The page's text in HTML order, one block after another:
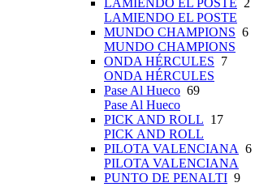
LAMIENDO EL POSTE 2
LAMIENDO EL POSTE
MUNDO CHAMPIONS 6
MUNDO CHAMPIONS
ONDA HÉRCULES 7
ONDA HÉRCULES
Pase Al Hueco 69
Pase Al Hueco
PICK AND ROLL 17
PICK AND ROLL
PILOTA VALENCIANA 6
PILOTA VALENCIANA
PUNTO DE PENALTI 9